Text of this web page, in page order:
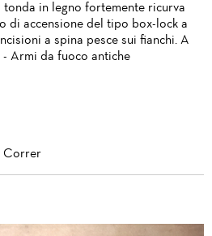
tonda in legno fortemente ricurva
di accensione del tipo box-lock a
a spina pesce sui fianchi. A
Armi da fuoco antiche
Correr